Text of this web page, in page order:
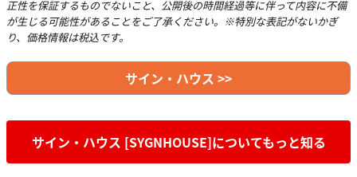
正性を保証するものでないこと、公開後の時間経過等に伴って内容に不備
が生じる可能性があることをご了承ください。※特別な表記がないかぎ
り、価格情報は税込です。
サイン・ハウス >>
サイン・ハウス [SYGNHOUSE]についてもっと知る